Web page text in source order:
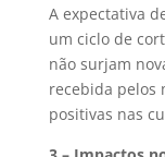
A expectativa
um ciclo de
não surjam
recebida pelos
positivas nas